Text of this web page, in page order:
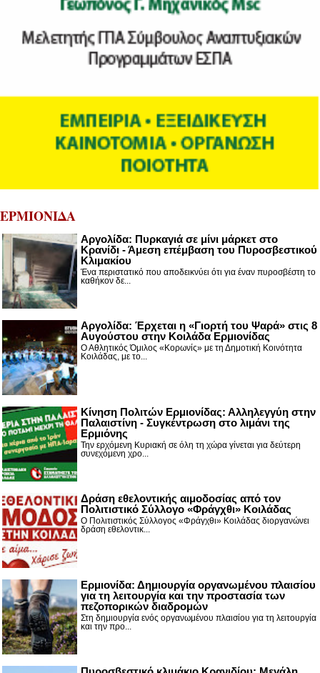
ΕΡΜΙΟΝΙΔΑ
Αργολίδα: Πυρκαγιά σε μίνι μάρκετ στο
Κρανίδι - Άμεση επέμβαση του Πυροσβεστικού
Κλιμακίου
Ένα περιστατικό που αποδεικνύει ότι για έναν πυροσβέστη το
καθήκον δε...
Αργολίδα: Έρχεται η «Γιορτή του Ψαρά» στις 8
Αυγούστου στην Κοιλάδα Ερμιονίδας
Ο Αθλητικός Όμιλος «Κορωνίς» με τη Δημοτική Κοινότητα
Κοιλάδας, με το...
Κίνηση Πολιτών Ερμιονίδας: Αλληλεγγύη στην
Παλαιστίνη - Συγκέντρωση στο λιμάνι της
Ερμιόνης
Την ερχόμενη Κυριακή σε όλη τη χώρα γίνεται για δεύτερη
συνεχόμενη χρο...
Δράση εθελοντικής αιμοδοσίας από τον
Πολιτιστικό Σύλλογο «Φράγχθι» Κοιλάδας
Ο Πολιτιστικός Σύλλογος «Φράγχθι» Κοιλάδας διοργανώνει
δράση εθελοντικ...
Ερμιονίδα: Δημιουργία οργανωμένου πλαισίου
για τη λειτουργία και την προστασία των
πεζοπορικών διαδρομών
Στη δημιουργία ενός οργανωμένου πλαισίου για τη λειτουργία
και την προ...